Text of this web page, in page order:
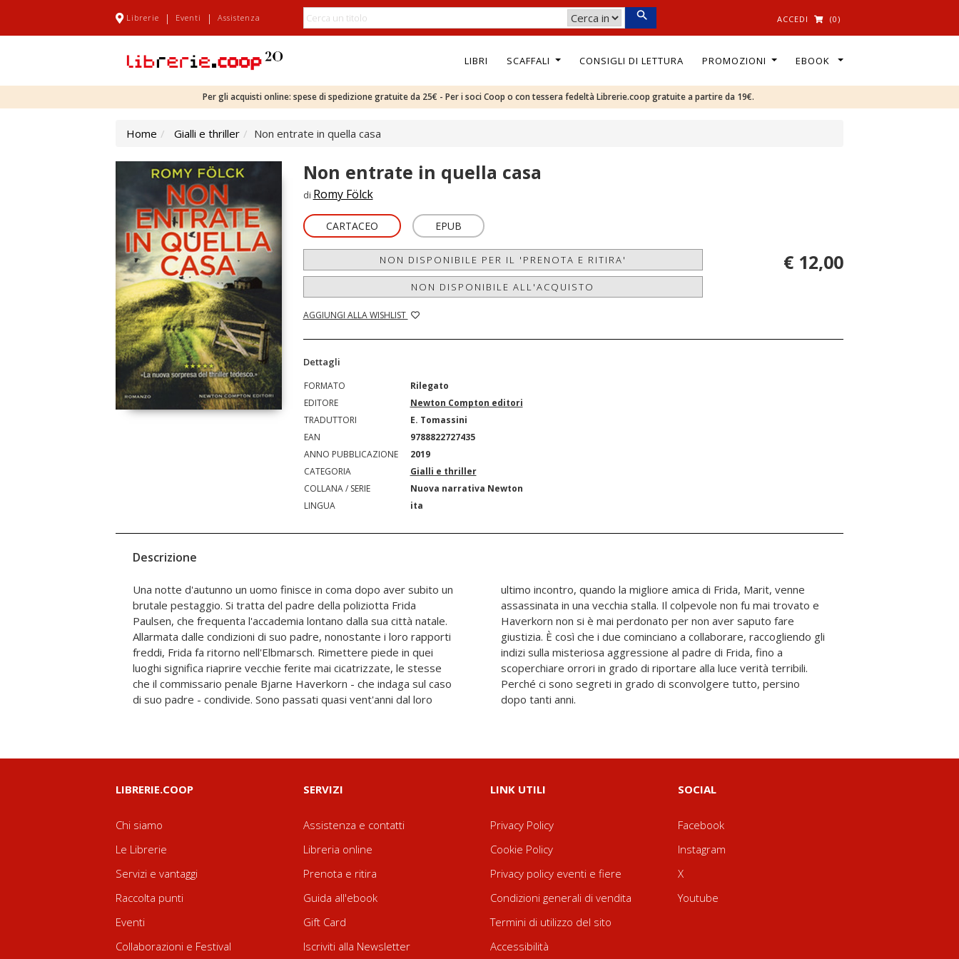
Librerie | Eventi | Assistenza ACCEDI (0)
LIBRI SCAFFALI CONSIGLI DI LETTURA PROMOZIONI EBOOK
Per gli acquisti online: spese di spedizione gratuite da 25€ - Per i soci Coop o con tessera fedeltà Librerie.coop gratuite a partire da 19€.
Home Gialli e thriller Non entrate in quella casa
Non entrate in quella casa
di Romy Fölck
CARTACEO EPUB
NON DISPONIBILE PER IL 'PRENOTA E RITIRA'
NON DISPONIBILE ALL'ACQUISTO
AGGIUNGI ALLA WISHLIST
€ 12,00
Dettagli
FORMATO
Rilegato
EDITORE
Newton Compton editori
TRADUTTORI
E. Tomassini
EAN
9788822727435
ANNO PUBBLICAZIONE
2019
CATEGORIA
Gialli e thriller
COLLANA / SERIE
Nuova narrativa Newton
LINGUA
ita
Descrizione
Una notte d'autunno un uomo finisce in coma dopo aver subito un
brutale pestaggio. Si tratta del padre della poliziotta Frida
Paulsen, che frequenta l'accademia lontano dalla sua città natale.
Allarmata dalle condizioni di suo padre, nonostante i loro rapporti
freddi, Frida fa ritorno nell'Elbmarsch. Rimettere piede in quei
luoghi significa riaprire vecchie ferite mai cicatrizzate, le stesse
che il commissario penale Bjarne Haverkorn - che indaga sul caso
di suo padre - condivide. Sono passati quasi vent'anni dal loro
ultimo incontro, quando la migliore amica di Frida, Marit, venne
assassinata in una vecchia stalla. Il colpevole non fu mai trovato e
Haverkorn non si è mai perdonato per non aver saputo fare
giustizia. È così che i due cominciano a collaborare, raccogliendo gli
indizi sulla misteriosa aggressione al padre di Frida, fino a
scoperchiare orrori in grado di riportare alla luce verità terribili.
Perché ci sono segreti in grado di sconvolgere tutto, persino
dopo tanti anni.
LIBRERIE.COOP
Chi siamo
Le Librerie
Servizi e vantaggi
Raccolta punti
Eventi
Collaborazioni e Festival
SERVIZI
Assistenza e contatti
Libreria online
Prenota e ritira
Guida all'ebook
Gift Card
Iscriviti alla Newsletter
LINK UTILI
Privacy Policy
Cookie Policy
Privacy policy eventi e fiere
Condizioni generali di vendita
Termini di utilizzo del sito
Accessibilità
SOCIAL
Facebook
Instagram
X
Youtube